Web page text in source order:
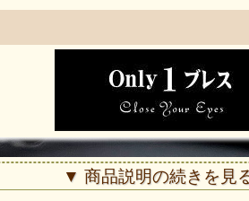
▼ 商品説明の続きを見